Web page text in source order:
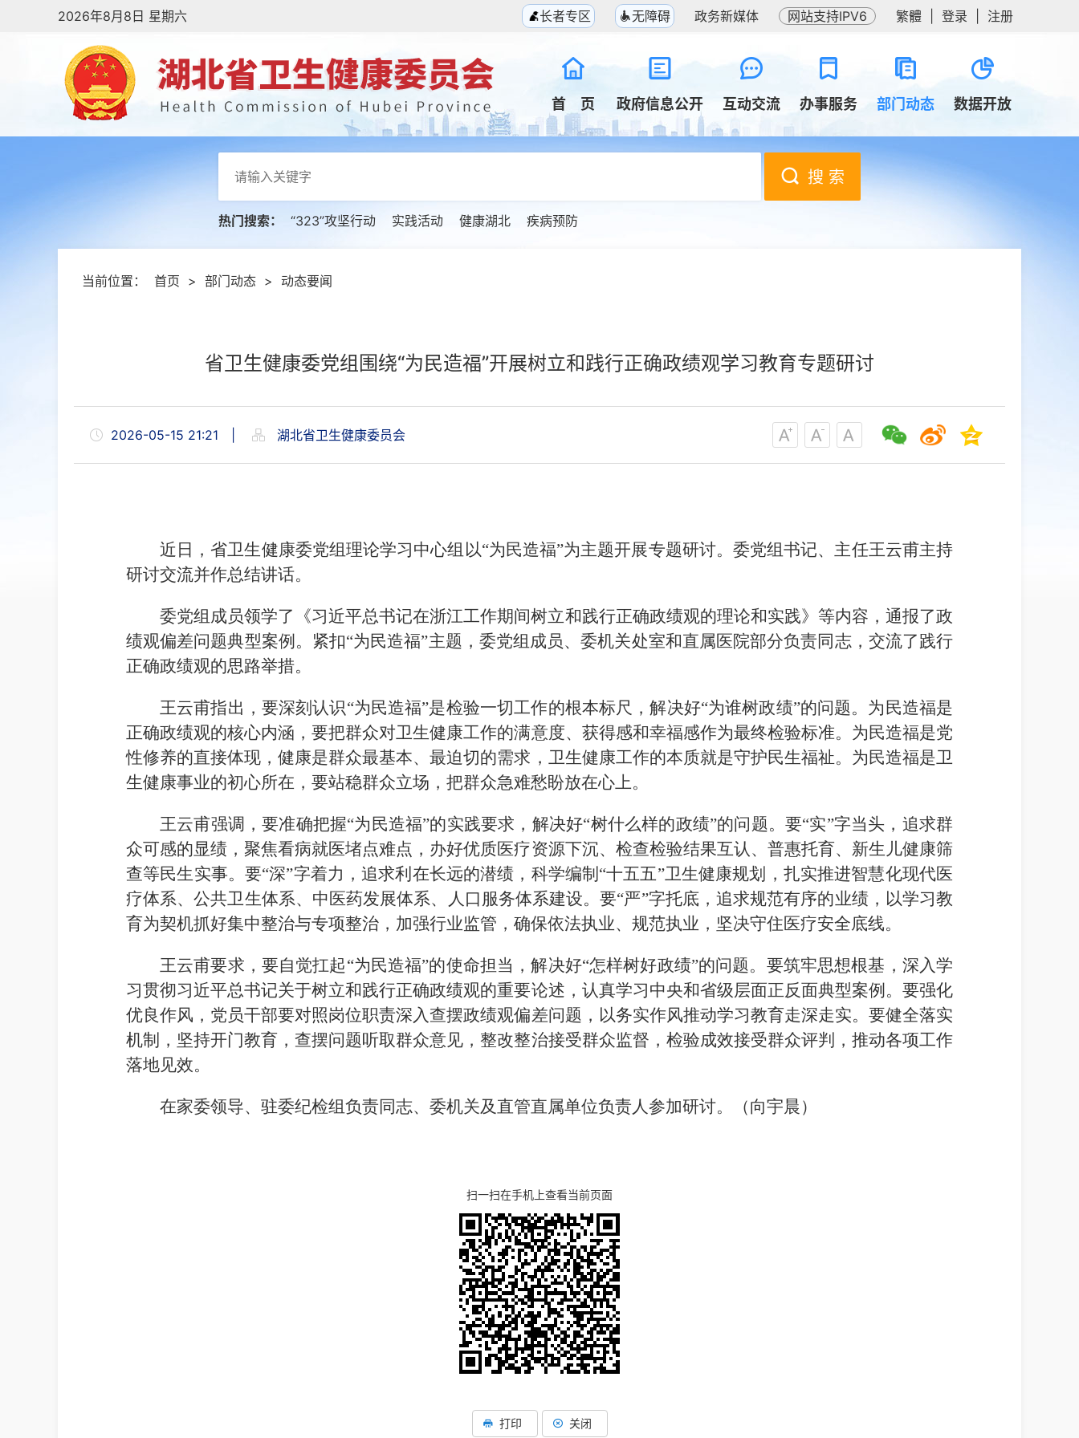
2026年8月8日 星期六 长者专区 无障碍 政务新媒体 网站支持IPV6 繁體 登录 注册
首 页 政府信息公开 互动交流 办事服务 部门动态 数据开放
搜 索
热门搜索： “323”攻坚行动 实践活动 健康湖北 疾病预防
当前位置： 首页 > 部门动态 > 动态要闻
省卫生健康委党组围绕“为民造福”开展树立和践行正确政绩观学习教育专题研讨
2026-05-15 21:21 湖北省卫生健康委员会
近日，省卫生健康委党组理论学习中心组以“为民造福”为主题开展专题研讨。委党组书记、主任王云甫主持
研讨交流并作总结讲话。
委党组成员领学了《习近平总书记在浙江工作期间树立和践行正确政绩观的理论和实践》等内容，通报了政
绩观偏差问题典型案例。紧扣“为民造福”主题，委党组成员、委机关处室和直属医院部分负责同志，交流了践行
正确政绩观的思路举措。
王云甫指出，要深刻认识“为民造福”是检验一切工作的根本标尺，解决好“为谁树政绩”的问题。为民造福是
正确政绩观的核心内涵，要把群众对卫生健康工作的满意度、获得感和幸福感作为最终检验标准。为民造福是党
性修养的直接体现，健康是群众最基本、最迫切的需求，卫生健康工作的本质就是守护民生福祉。为民造福是卫
生健康事业的初心所在，要站稳群众立场，把群众急难愁盼放在心上。
王云甫强调，要准确把握“为民造福”的实践要求，解决好“树什么样的政绩”的问题。要“实”字当头，追求群
众可感的显绩，聚焦看病就医堵点难点，办好优质医疗资源下沉、检查检验结果互认、普惠托育、新生儿健康筛
查等民生实事。要“深”字着力，追求利在长远的潜绩，科学编制“十五五”卫生健康规划，扎实推进智慧化现代医
疗体系、公共卫生体系、中医药发展体系、人口服务体系建设。要“严”字托底，追求规范有序的业绩，以学习教
育为契机抓好集中整治与专项整治，加强行业监管，确保依法执业、规范执业，坚决守住医疗安全底线。
王云甫要求，要自觉扛起“为民造福”的使命担当，解决好“怎样树好政绩”的问题。要筑牢思想根基，深入学
习贯彻习近平总书记关于树立和践行正确政绩观的重要论述，认真学习中央和省级层面正反面典型案例。要强化
优良作风，党员干部要对照岗位职责深入查摆政绩观偏差问题，以务实作风推动学习教育走深走实。要健全落实
机制，坚持开门教育，查摆问题听取群众意见，整改整治接受群众监督，检验成效接受群众评判，推动各项工作
落地见效。
在家委领导、驻委纪检组负责同志、委机关及直管直属单位负责人参加研讨。（向宇晨 ）
扫一扫在手机上查看当前页面
打印 关闭